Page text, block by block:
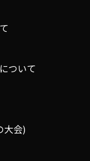
ついて
大会)